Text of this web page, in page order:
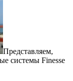
Представляем,
системы Finesse